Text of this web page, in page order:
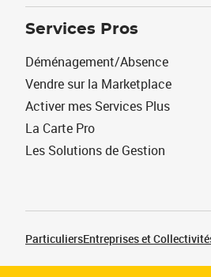
Services Pros
Déménagement/Absence
Vendre sur la Marketplace
Activer mes Services Plus
La Carte Pro
Les Solutions de Gestion
ParticuliersEntreprises et